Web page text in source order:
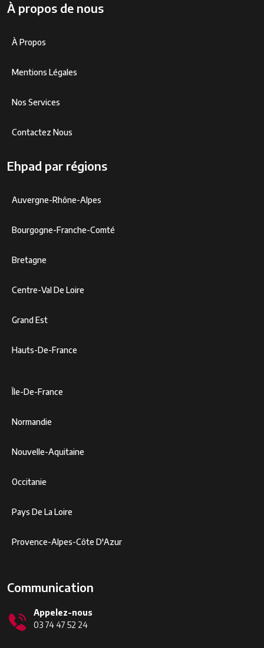
À propos de nous
À Propos
Mentions Légales
Nos Services
Contactez Nous
Ehpad par régions
Auvergne-Rhône-Alpes
Bourgogne-Franche-Comté
Bretagne
Centre-Val De Loire
Grand Est
Hauts-De-France
Île-De-France
Normandie
Nouvelle-Aquitaine
Occitanie
Pays De La Loire
Provence-Alpes-Côte D'Azur
Communication
Appelez-nous
03 74 47 52 24